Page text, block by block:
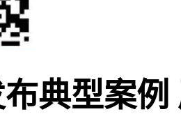
典型案